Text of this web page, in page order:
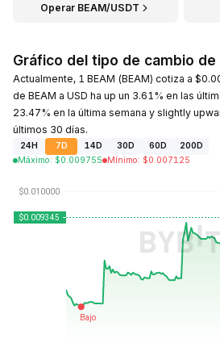
Operar BEAM/USDT
Gráfico del tipo de cambio de
Actualmente, 1 BEAM (BEAM) cotiza a
de BEAM a USD ha up un 3.61% en las
23.47% en la última semana y slightly
últimos 30 días.
24H 7D 14D 30D 60D
200D
Máximo: $0.009755 Mínimo: $0.007125
Última actualización: 2026-08-07, 13:26 GMT+0